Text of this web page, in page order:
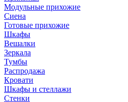
Модульные прихожие
Сиена
Готовые прихожие
Шкафы
Вешалки
Зеркала
Тумбы
Распродажа
Кровати
Шкафы и стеллажи
Стенки